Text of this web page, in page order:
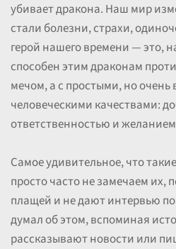
убивает дракона. Наш мир
стали болезни, страхи,
герой нашего времени — это,
способен этим драконам
мечом, а с простыми, но
человеческими качествами:
ответственностью и
Самое удивительное, что
просто часто не замечаем их,
плащей и не дают интервью
думал об этом, вспоминая
рассказывают новости или